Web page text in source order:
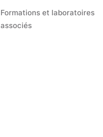
Formations et laboratoires
associés